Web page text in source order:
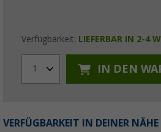
Verfügbarkeit: LIEFERBAR IN 2-4
1 IN DEN
VERFÜGBARKEIT IN DEINER NÄHE